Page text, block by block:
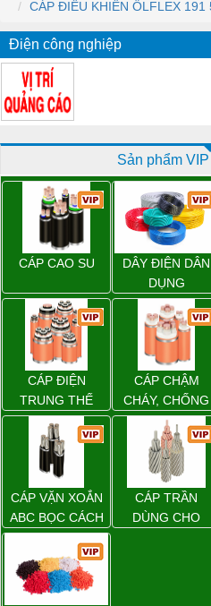
CÁP ĐIỀU KHIỂN ÖLFLEX
Điện công nghiệp
Sản phẩm
CÁP CAO SU
DÂY ĐIỆN DÂN
DỤNG
CÁP ĐIỆN
TRUNG THẾ
CÁP CHẬM
CHÁY, CHỐNG
CHÁY
CÁP VẶN XOẮN
ABC BỌC CÁCH
ĐIỆN XLPE
CÁP TRẦN
DÙNG CHO